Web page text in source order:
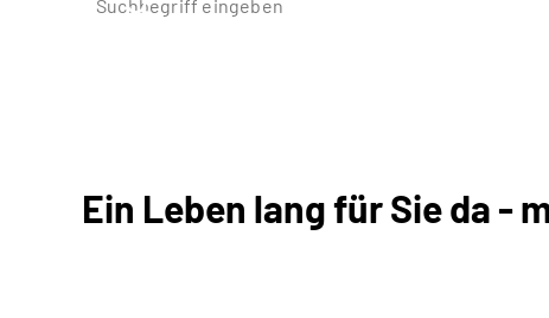
Ein Leben lang für Sie da -